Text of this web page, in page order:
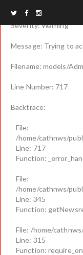
A PHP Error was
Severity: Warning
Message: Trying to
Filename: models/
Line Number: 717
Backtrace:
File:
/home/cathnws/
Line: 717
Function:
File:
/home/cathnws/
Line: 345
Function:
File: /home/
Line: 315
Function: